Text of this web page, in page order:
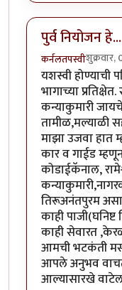
पुर्व नियोजन
कर्नलतपस्वी
यशस्वी होण्याची
भागाच्या
कन्याकुमारी
तामीळ,मल्याळी
माझा उजवा हात
कार व गाईड
कोडाईकॅनाल,
तिरूअनंतपुरम
काही
काही सेवारत
आमची भटकंती
आपले अनुभव
आल्यासारखे